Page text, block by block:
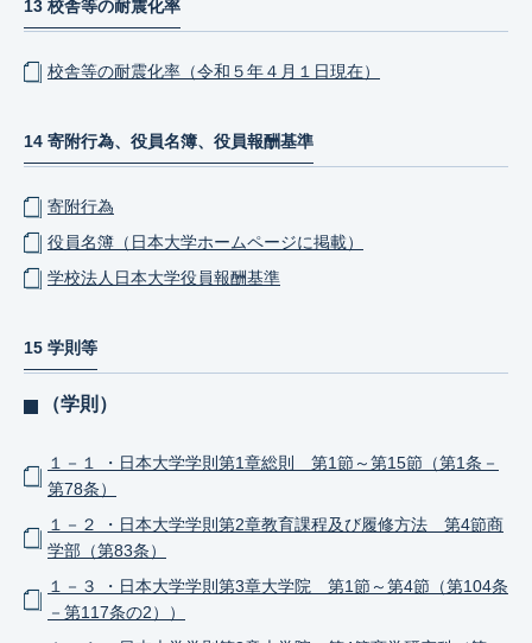
13 校舎等の耐震化率
校舎等の耐震化率（令和５年４月１日現在）
14 寄附行為、役員名簿、役員報酬基準
寄附行為
役員名簿（日本大学ホームページに掲載）
学校法人日本大学役員報酬基準
15 学則等
（学則）
１－１ ・日本大学学則第1章総則 第1節～第15節（第1条－
第78条）
１－２ ・日本大学学則第2章教育課程及び履修方法 第4節商
学部（第83条）
１－３ ・日本大学学則第3章大学院 第1節～第4節（第104条
－第117条の2））